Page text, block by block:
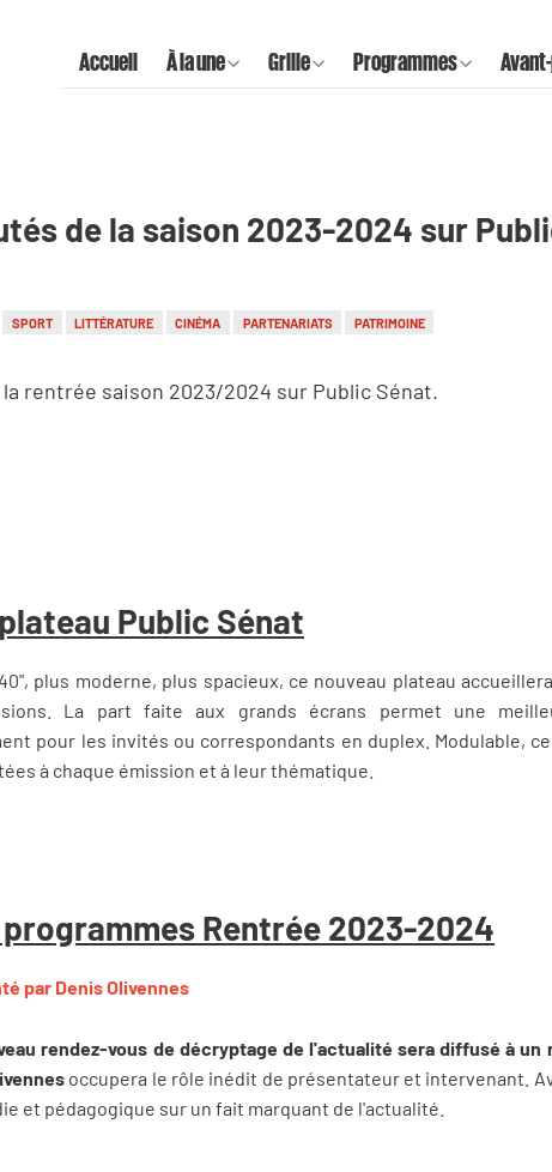
Accueil À la une Grille Programmes
de la saison 2023-2024 sur
SPORT LITTÉRATURE CINÉMA PARTENARIATS PATRIMOINE
rentrée saison 2023/2024 sur Public Sénat.
Public Sénat
plus moderne, plus spacieux, ce nouveau plateau
La part faite aux grands écrans permet une
pour les invités ou correspondants en duplex. Modulable,
à chaque émission et à leur thématique.
Rentrée 2023-2024
par Denis Olivennes
rendez-vous de décryptage de l'actualité sera diffusé à un
occupera le rôle inédit de présentateur et intervenant.
et pédagogique sur un fait marquant de l'actualité.